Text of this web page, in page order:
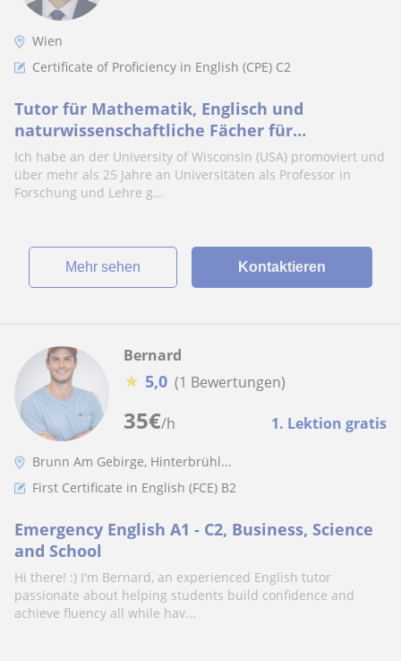
Wien
Certificate of Proficiency in English (CPE) C2
Tutor für Mathematik, Englisch und
naturwissenschaftliche Fächer für
Schüler*innen im Gymnasium
Ich habe an der University of Wisconsin (USA) promoviert und
über mehr als 25 Jahre an Universitäten als Professor in
Forschung und Lehre g...
Mehr sehen Kontaktieren
35€/h 1. Lektion gratis
Bernard
★ 5,0 (1 Bewertungen)
Brunn Am Gebirge, Hinterbrühl...
First Certificate in English (FCE) B2
Emergency English A1 - C2, Business, Science
and School
Hi there! :) I'm Bernard, an experienced English tutor
passionate about helping students build confidence and
achieve fluency all while hav...